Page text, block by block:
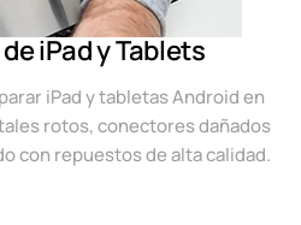
iPad y Tablets
iPad y tabletas Android en
rotos, conectores dañados
con repuestos de alta calidad.